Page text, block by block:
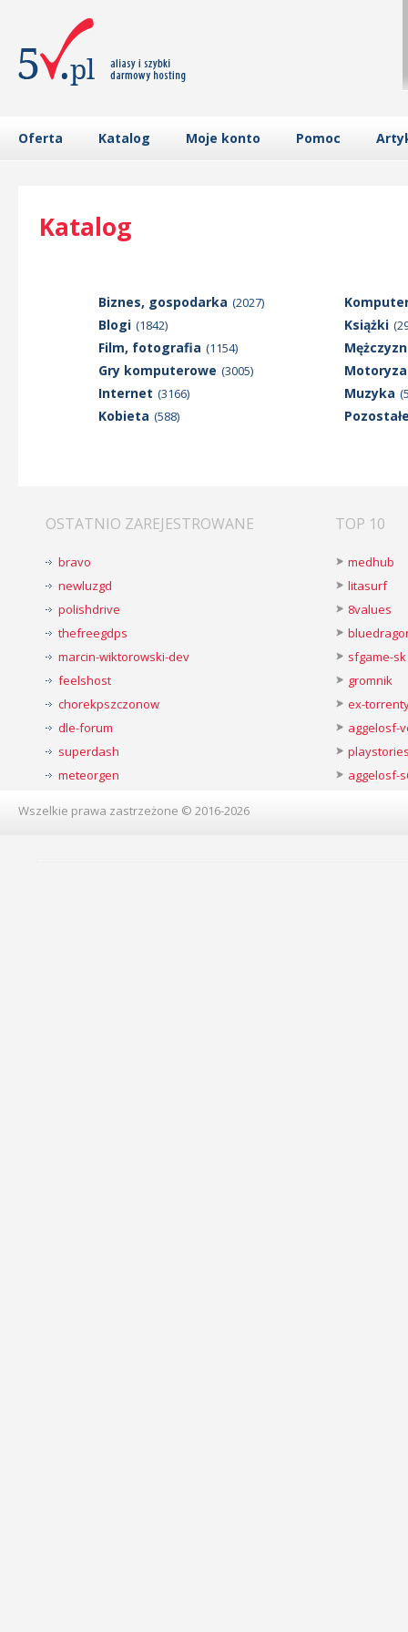
Oferta Katalog Moje konto Pomoc
Katalog
Biznes, gospodarka (2027)
Blogi (1842)
Film, fotografia (1154)
Gry komputerowe (3005)
Internet (3166)
Kobieta (588)
Książki
Muzyka
OSTATNIO ZAREJESTROWANE
bravo
newluzgd
polishdrive
thefreegdps
marcin-wiktorowski-dev
feelshost
chorekpszczonow
dle-forum
superdash
meteorgen
TOP 10
medhub
litasurf
8values
sfgame-sk
gromnik
ex-
aggelosf-
aggelosf-
Wszelkie prawa zastrzeżone © 2016-2026